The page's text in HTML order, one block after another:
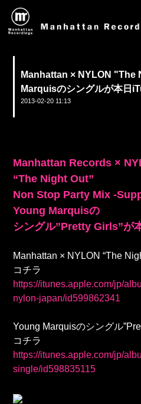
Manhattan × NYLON "The
Marquisのシングルが本日
2013-02-20 11:13
Manhattan Records ×
“The Night Out”
Non Stop Party Mix -
Young Marquisの
シングル”Pretty Girls”が
Manhattan × NYLON “The
コチラ
https://itunes.apple.com/jp/
nylon-japan/id599862341
Young Marquisのシングル
コチラ
https://itunes.apple.com/jp/
single/id598835115